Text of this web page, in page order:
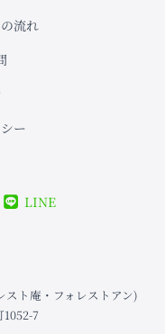
流れ
ー
LINE
ト庵・フォレストアン)
7